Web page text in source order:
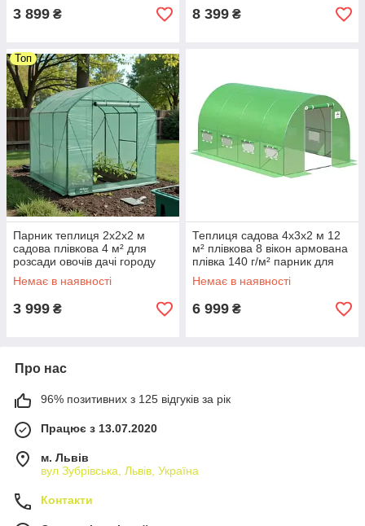
3 899 ₴ 8 399 ₴
Топ
Парник теплиця 2х2х2 м
садова плівкова 4 м² для
розсади овочів дачі городу
рулонні двері Helper HP-1072
Немає в наявності
3 999 ₴
Теплиця садова 4х3х2 м 12
м² плівкова 8 вікон армована
плівка 140 г/м² парник для
розсади овочів дачі городу
Helper HPR-0403_F19
Немає в наявності
6 999 ₴
Про нас
96% позитивних з 125 відгуків за рік
Працює з 13.07.2020
м. Львів
вул Зубрівська, Львів, Україна
Контакти